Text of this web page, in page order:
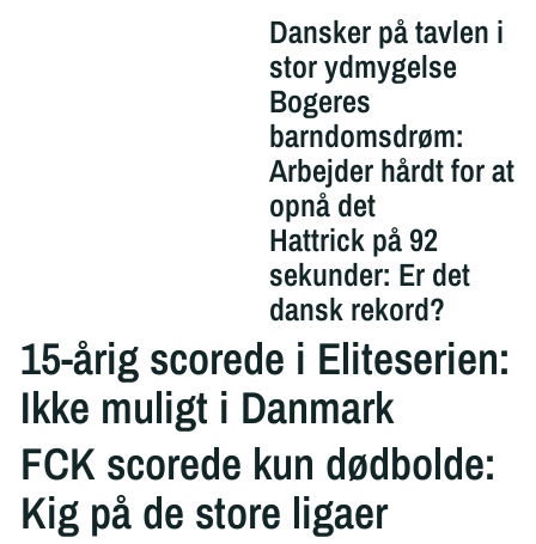
Dansker på tavlen i
stor ydmygelse
Bogeres
barndomsdrøm:
Arbejder hårdt for at
opnå det
Hattrick på 92
sekunder: Er det
dansk rekord?
15-årig scorede i Eliteserien:
Ikke muligt i Danmark
FCK scorede kun dødbolde:
Kig på de store ligaer